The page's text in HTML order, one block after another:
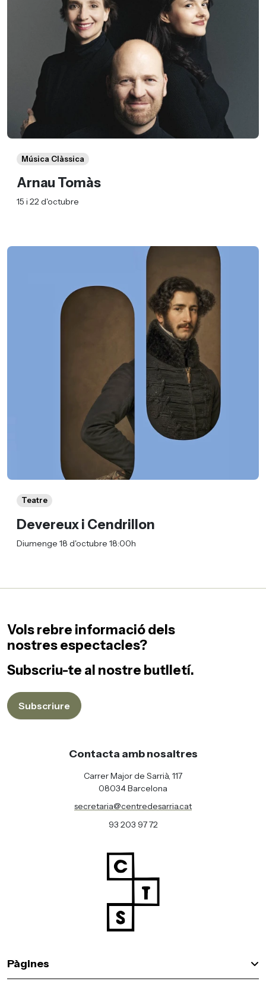
Música Clàssica
Arnau Tomàs
15 i 22 d'octubre
Teatre
Devereux i Cendrillon
Diumenge 18 d'octubre 18:00h
Vols rebre informació dels
nostres espectacles?
Subscriu-te al nostre butlletí.
Subscriure
Contacta amb nosaltres
Carrer Major de Sarrià, 117
08034 Barcelona
secretaria@centredesarria.cat
93 203 97 72
Pàgines